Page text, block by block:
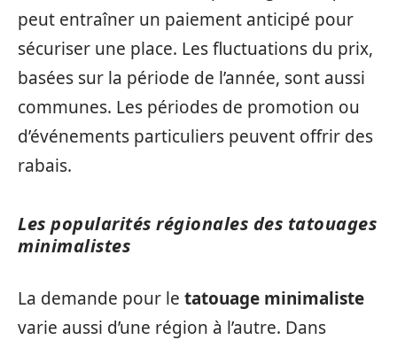
peut entraîner un paiement anticipé pour
sécuriser une place. Les fluctuations du prix,
basées sur la période de l’année, sont aussi
communes. Les périodes de promotion ou
d’événements particuliers peuvent offrir des
rabais.
Les popularités régionales des tatouages
minimalistes
La demande pour le tatouage minimaliste
varie aussi d’une région à l’autre. Dans